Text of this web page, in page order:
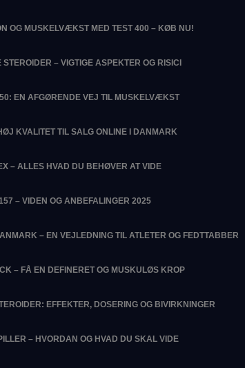
OG MUSKELVÆKST MED TEST 400 – KØB NU!
– VIGTIGE ASPEKTER OG RISICI
EN AFGØRENDE VEJ TIL MUSKELVÆKST
KVALITET TIL SALG ONLINE I DANMARK
– ALLES HVAD DU BEHØVER AT VIDE
– VIDEN OG ANBEFALINGER 2025
– EN VEJLEDNING TIL ATLETER OG FEDTTABBER
– FÅ EN DEFINERET OG MUSKULØS KROP
EFFEKTER, DOSERING OG BIVIRKNINGER
– HVORDAN OG HVAD DU SKAL VIDE